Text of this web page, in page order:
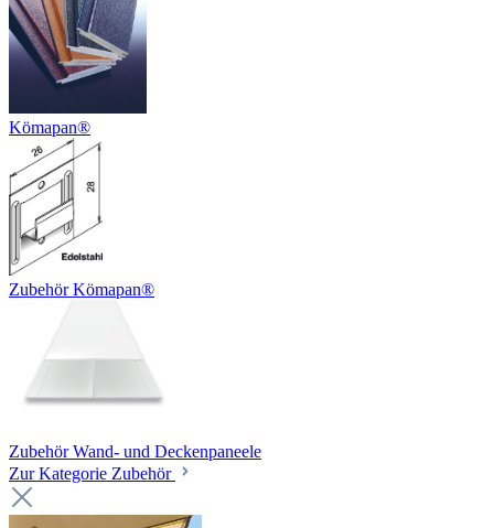
Kömapan®
Zubehör Kömapan®
Zubehör Wand- und Deckenpaneele
Zur Kategorie Zubehör